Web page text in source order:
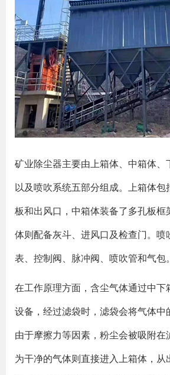
矿业除尘器主要由上箱体、中箱体、
以及喷吹系统五部分组成。上箱体包
板和出风口，中箱体装备了多孔板框
体则配备灰斗、进风口及检查门。喷
表、控制阀、脉冲阀、喷吹管和气包。
在工作原理方面，含尘气体通过中下
设备，经过滤袋时，滤袋会将气体中
由于摩擦力等因素，粉尘会被吸附在
为干净的气体则直接进入上箱体，从